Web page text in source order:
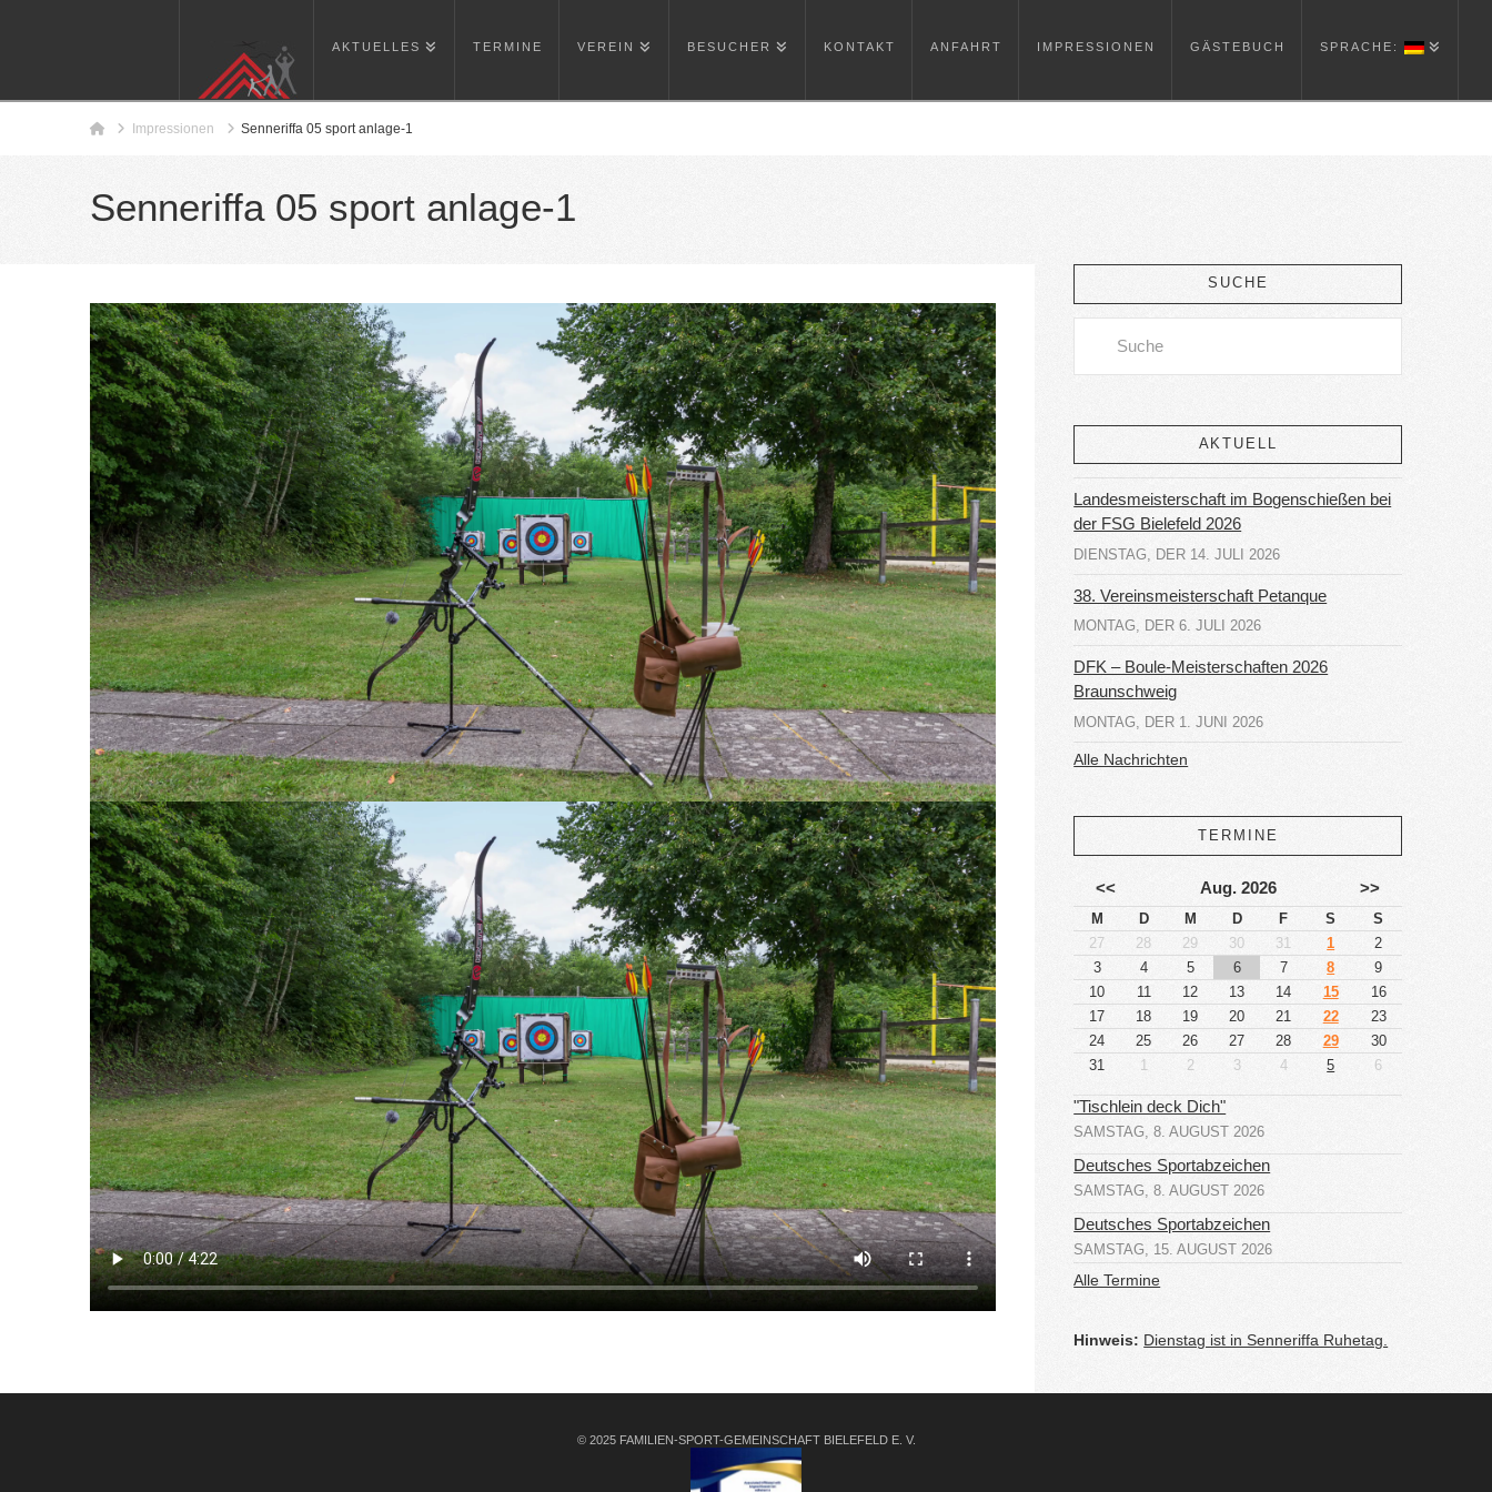
AKTUELLES TERMINE VEREIN BESUCHER KONTAKT ANFAHRT IMPRESSIONEN GÄSTEBUCH SPRACHE:
HomeImpressionen Senneriffa 05 sport anlage-1
Senneriffa 05 sport anlage-1
SUCHE
AKTUELL
Landesmeisterschaft im Bogenschießen bei
der FSG Bielefeld 2026
DIENSTAG, DER 14. JULI 2026
38. Vereinsmeisterschaft Petanque
MONTAG, DER 6. JULI 2026
DFK – Boule-Meisterschaften 2026
Braunschweig
MONTAG, DER 1. JUNI 2026
Alle Nachrichten
TERMINE
<< Aug. 2026 >>
M D M D F S
S
27
28 29 30 31 1
2
3
4 5 6 7 8
9
10
11 12 13 14 15
16
17
18 19 20 21 22
23
24
25 26 27 28 29
30
31
1 2 3 4 5 6
"Tischlein deck Dich"
SAMSTAG, 8. AUGUST 2026
Deutsches Sportabzeichen
SAMSTAG, 8. AUGUST 2026
Deutsches Sportabzeichen
SAMSTAG, 15. AUGUST 2026
Alle Termine
Hinweis: Dienstag ist in Senneriffa Ruhetag.
© 2025 FAMILIEN-SPORT-GEMEINSCHAFT BIELEFELD E. V.